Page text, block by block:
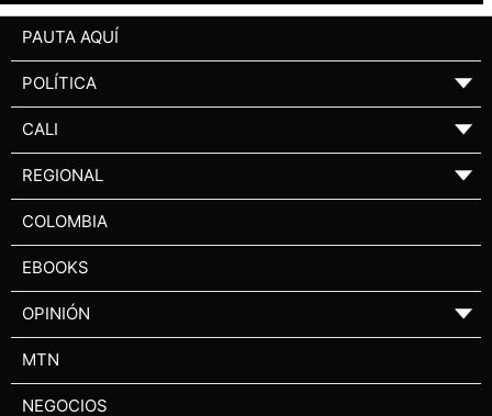
PAUTA AQUÍ
POLÍTICA ▼
CALI ▼
REGIONAL ▼
COLOMBIA
EBOOKS
OPINIÓN ▼
MTN
NEGOCIOS